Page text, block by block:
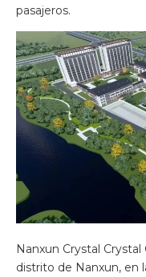
pasajeros.
Nanxun Crystal
distrito de Nanxun, en